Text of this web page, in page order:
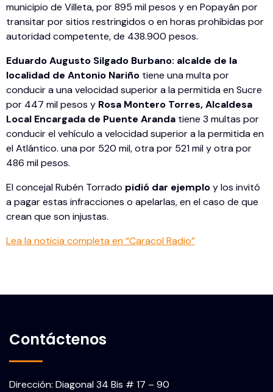
municipio de Villeta, por 895 mil pesos y en Popayán por
transitar por sitios restringidos o en horas prohibidas por
autoridad competente, de 438.900 pesos.
Eduardo Augusto Silgado Burbano: alcalde de la
localidad de Antonio Nariño tiene una multa por
conducir a una velocidad superior a la permitida en Sucre
por 447 mil pesos y Rosa Montero Torres, Alcaldesa
Local Encargada de Puente Aranda tiene 3 multas por
conducir el vehículo a velocidad superior a la permitida en
el Atlántico. una por 520 mil, otra por 521 mil y otra por
486 mil pesos.
El concejal Rubén Torrado pidió dar ejemploy los invitó
a pagar estas infracciones o apelarlas, en el caso de que
crean que son injustas.
Lea la noticia completa en “Caracol Radio”
Contáctenos
Dirección: Diagonal 34 Bis # 17 – 90